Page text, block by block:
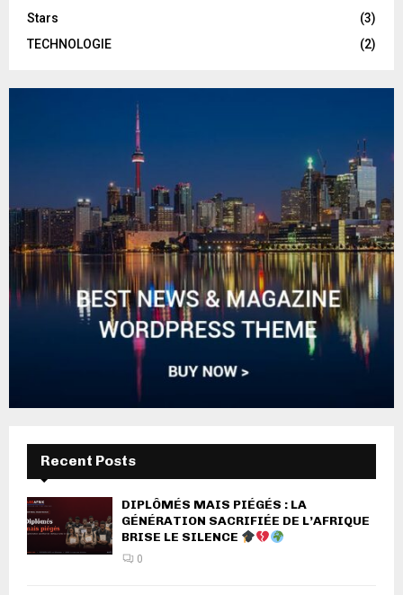
Stars
(3)
TECHNOLOGIE
(2)
Recent Posts
DIPLÔMÉS MAIS PIÉGÉS : LA
GÉNÉRATION SACRIFIÉE DE L’AFRIQUE
BRISE LE SILENCE
0